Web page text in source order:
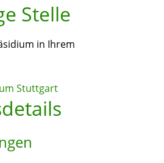
Stelle
in Ihrem
Stuttgart